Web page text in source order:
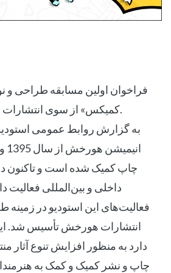
فراخوان اولین مسابقه طراحی
کمیکس» از سوی انتشارات هورخش منتشر شد.
به گزارش روابط عمومی
چاپ کمیک شده است و تاکنون
داخلی و بین‌المللی فعالیت
فعالیت‌های این استودیو در
انتشارات هورخش تأسیس شد.
دارد به منظور افزایش تنوع آثار
چاپ و نشر کمیک و کمک به